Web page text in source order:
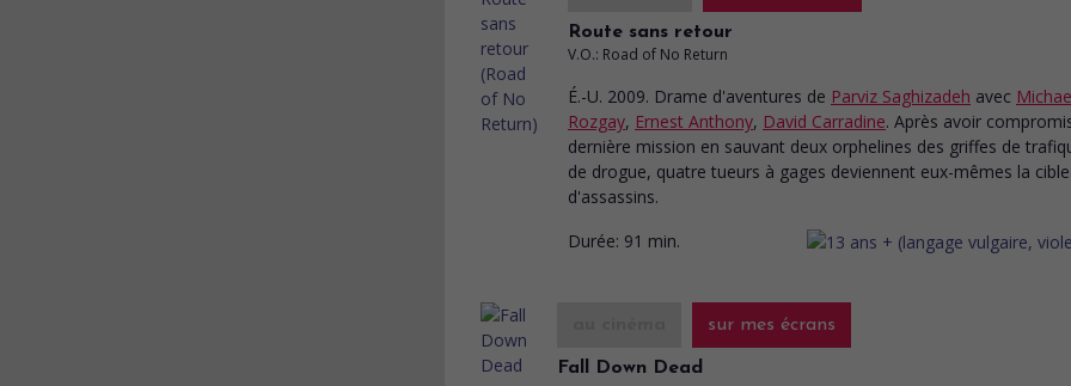
Route sans retour
V.O.: Road of No Return
É.-U. 2009. Drame d'aventures de Parviz Saghizadeh avec
Rozgay, Ernest Anthony, David Carradine. Après avoir
dernière mission en sauvant deux orphelines des griffes de
de drogue, quatre tueurs à gages deviennent eux-mêmes la cible
d'assassins.
Durée: 91 min.
sur mes écrans
Fall Down Dead